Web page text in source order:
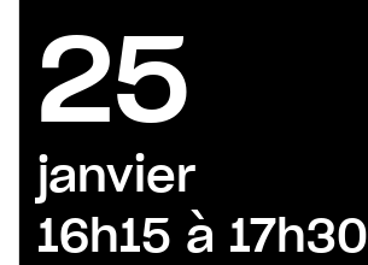
25
janvier
16h15 à 17h30